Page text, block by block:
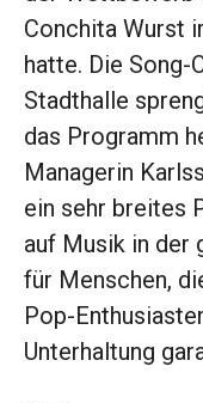
Conchita Wurst
hatte. Die Song-
Stadthalle
das Programm
Managerin
ein sehr breites
auf Musik in der
für Menschen,
Pop-
Unterhaltung